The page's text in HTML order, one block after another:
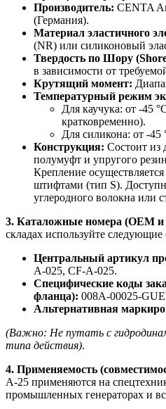
Производитель: CENTA
(Германия).
Материал эластичного
(NR) или силиконовый
Твердость по Шору
в зависимости от
Крутящий момент:
Температурный режим
Для каучука: от -45
кратковременно).
Для силикона: от -45
Конструкция: Состоит из
полумуфт и упругого
Крепление
штифтами (тип S).
углеродного волокна или
3. Каталожные номера (OEM и
складах используйте следующие
Центральный артикул
A-025, CF-A-025.
Специфические коды
фланца): 008A-00025-
Альтернативная
(Важно: Не путать с
типа действия).
4. Применяемость
А-25 применяются на
промышленных генераторах и